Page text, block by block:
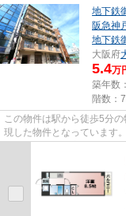
地下鉄
阪急神
地下鉄
大阪府
5.4万
築年数
階数：
この物件は駅から徒歩5分
現した物件となっています